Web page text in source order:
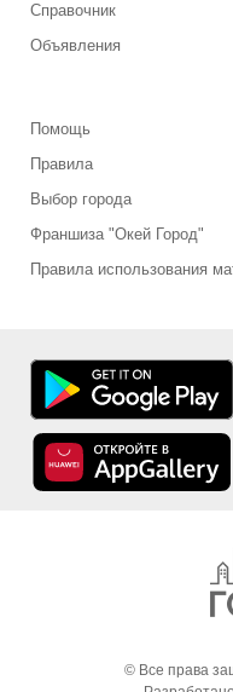
Справочник
Объявления
Помощь
Правила
Выбор города
Франшиза "Окей Город"
Правила использования
© Все права